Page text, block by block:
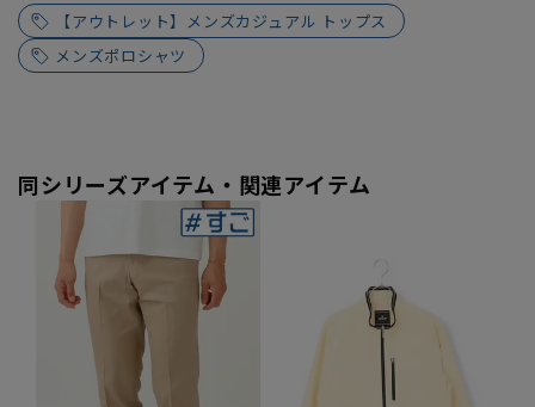
【アウトレット】メンズカジュアル トップス
メンズポロシャツ
同シリーズアイテム・関連アイテム